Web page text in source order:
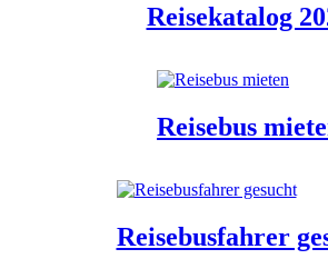
Reisekatalog
Reisebus
Reisebusfahrer